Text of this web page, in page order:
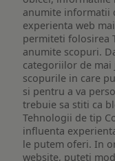
anumite informatii
experienta web
permiteti folosirea
anumite scopuri.
categoriilor de
scopurile in care
si pentru a va
trebuie sa stiti ca
Tehnologii de tip
influenta
le putem oferi. In
website, puteti